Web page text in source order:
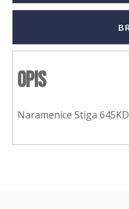
Opis
Naramenice Stiga 645KD